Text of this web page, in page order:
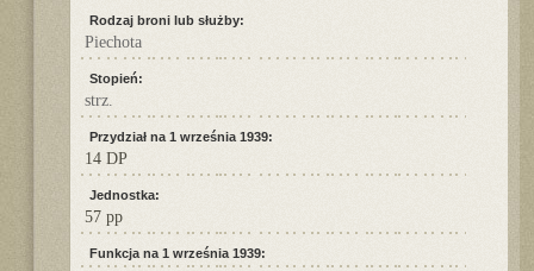
Rodzaj broni lub służby:
Piechota
Stopień:
strz.
Przydział na 1 września 1939:
14 DP
Jednostka:
57 pp
Funkcja na 1 września 1939: